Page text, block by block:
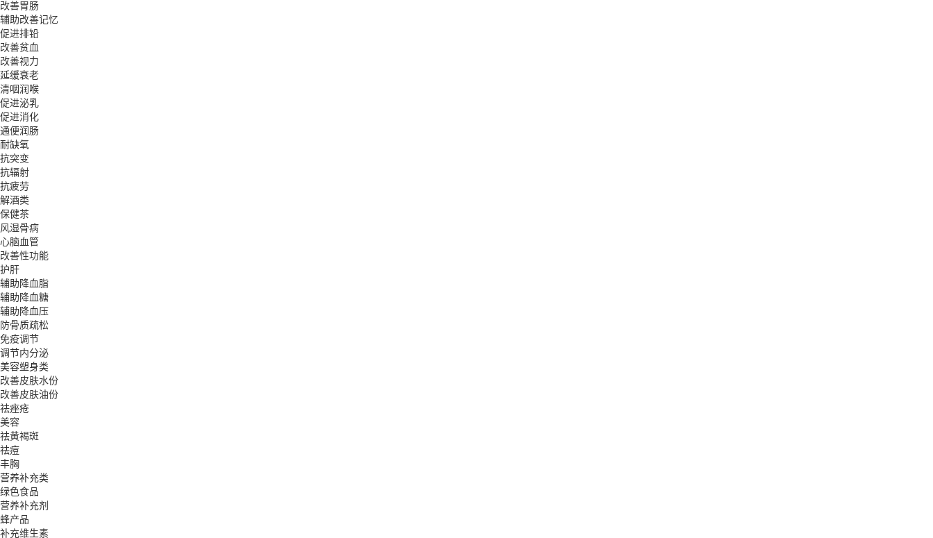
改善胃肠
辅助改善记忆
促进排铅
改善贫血
改善视力
延缓衰老
清咽润喉
促进泌乳
促进消化
通便润肠
耐缺氧
抗突变
抗辐射
抗疲劳
解酒类
保健茶
风湿骨病
心脑血管
改善性功能
护肝
辅助降血脂
辅助降血糖
辅助降血压
防骨质疏松
免疫调节
调节内分泌
美容塑身类
改善皮肤水份
改善皮肤油份
祛痤疮
美容
祛黄褐斑
祛痘
丰胸
营养补充类
绿色食品
营养补充剂
蜂产品
补充维生素